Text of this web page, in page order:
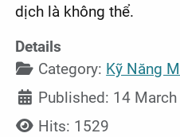
dịch là không thể.
Details
Category: Kỹ Năng
Published: 14
Hits: 1529